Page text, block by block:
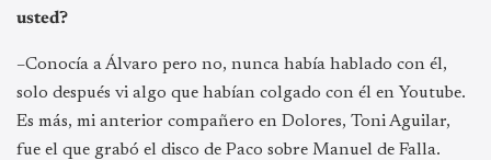
usted?
–Conocía a Álvaro pero no, nunca había hablado con él,
solo después vi algo que habían colgado con él en Youtube.
Es más, mi anterior compañero en Dolores, Toni Aguilar,
fue el que grabó el disco de Paco sobre Manuel de Falla.